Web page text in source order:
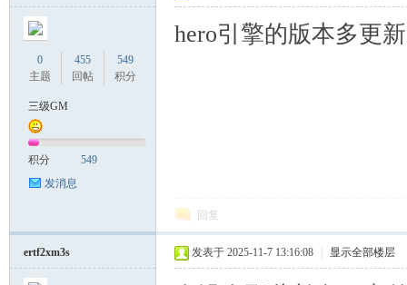
0
主题
455
回帖
549
积分
三级GM
积分
549
发消息
hero引擎的版本多更
回复
ertf2xm3s 发表于 2025-11-7 13:16:08 显示全部楼层